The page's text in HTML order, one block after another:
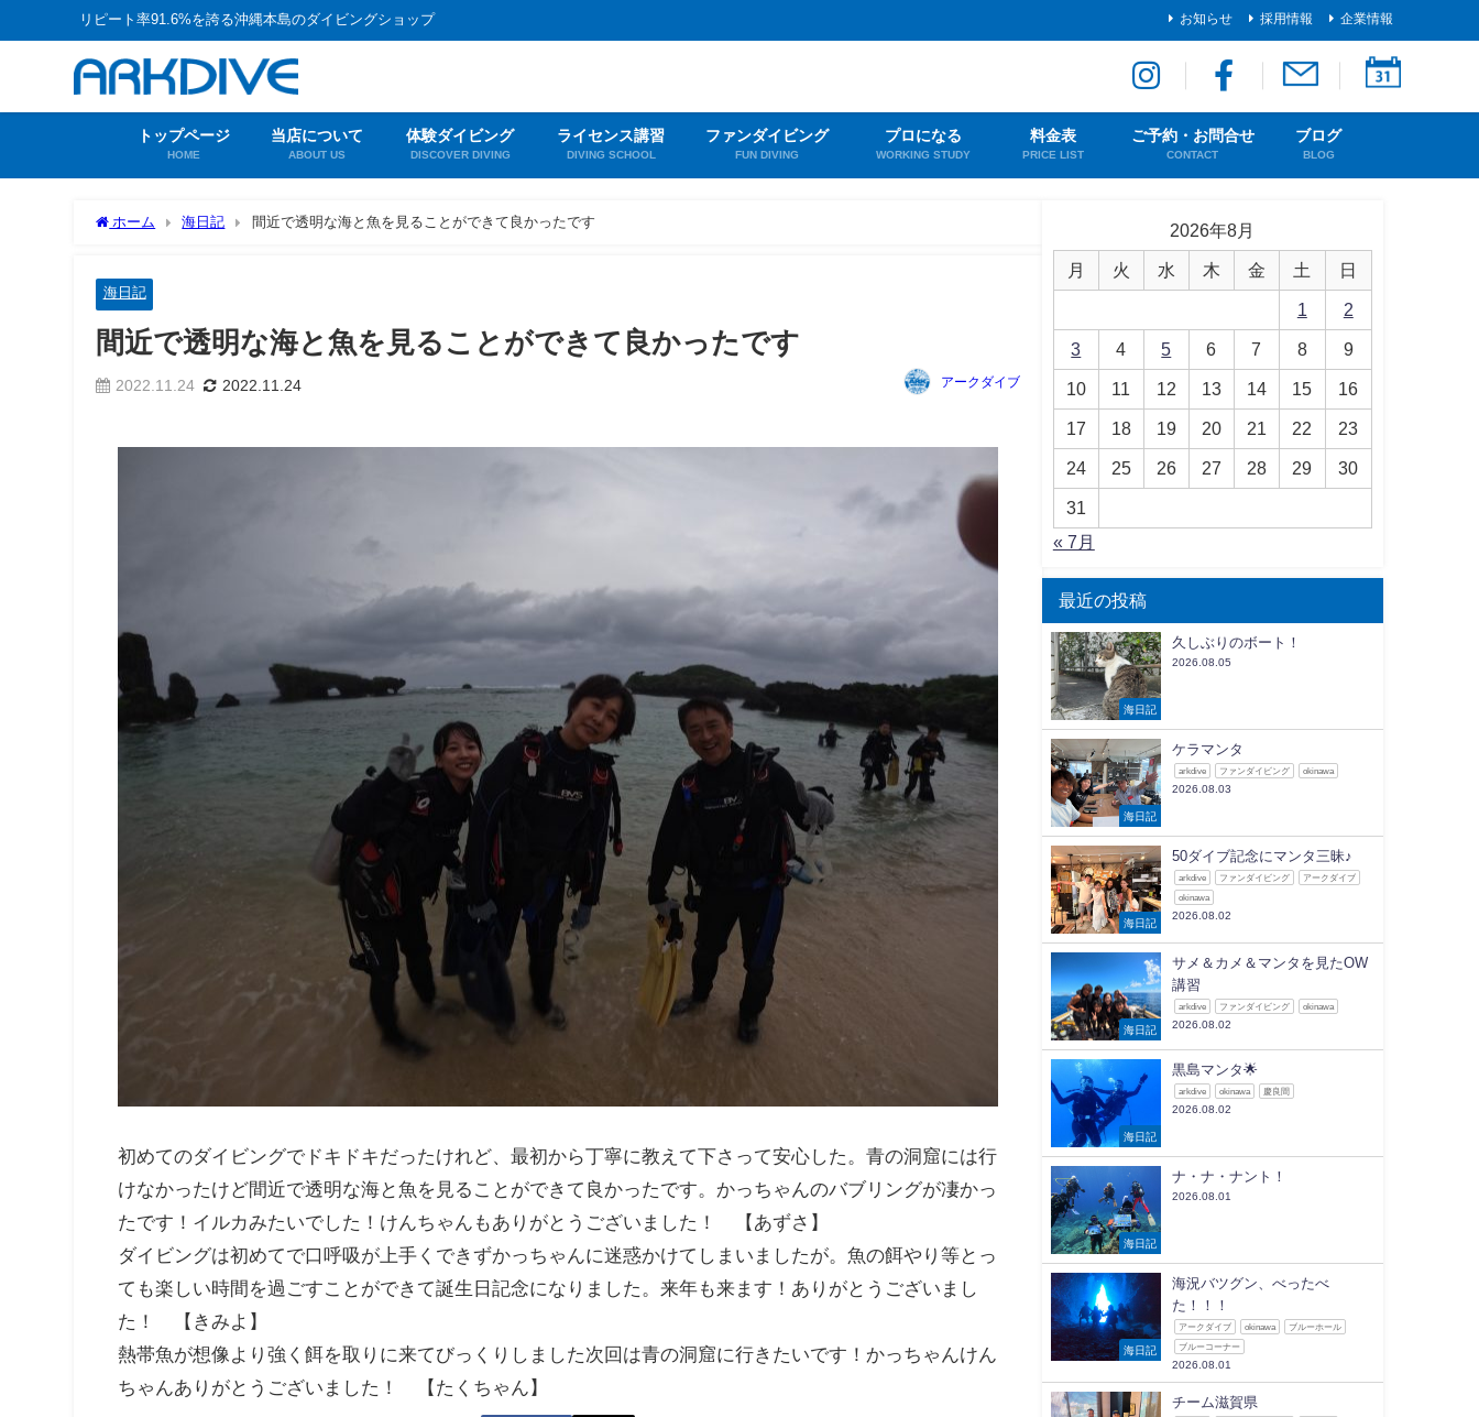
リピート率91.6%を誇る沖縄本島のダイビングショップ お知らせ 採用情報 企業情報
トップページ
HOME
当店について
ABOUT US
体験ダイビング
DISCOVER DIVING
ライセンス講習
DIVING SCHOOL
ファンダイビング
FUN DIVING
プロになる
WORKING STUDY
料金表
PRICE LIST
ご予約・お問合せ
CONTACT
ブログ
BLOG
ホーム 海日記 間近で透明な海と魚を見ることができて良かったです
海日記
間近で透明な海と魚を見ることができて良かったです
2022.11.24 2022.11.24 アークダイブ
初めてのダイビングでドキドキだったけれど、最初から丁寧に教えて下さって安心した。青の洞窟には行
けなかったけど間近で透明な海と魚を見ることができて良かったです。かっちゃんのバブリングが凄かっ
たです！イルカみたいでした！けんちゃんもありがとうございました！ 【あずさ】
ダイビングは初めてで口呼吸が上手くできずかっちゃんに迷惑かけてしまいましたが。魚の餌やり等とっ
ても楽しい時間を過ごすことができて誕生日記念になりました。来年も来ます！ありがとうございまし
た！ 【きみよ】
熱帯魚が想像より強く餌を取りに来てびっくりしました次回は青の洞窟に行きたいです！かっちゃんけん
ちゃんありがとうございました！ 【たくちゃん】
2026年8月
月 火 水 木 金 土 日
1 2
3 4 5 6 7 8 9
10 11 12 13 14 15 16
17 18 19 20 21 22 23
24 25 26 27 28 29 30
31
« 7月
最近の投稿
海日記
久しぶりのボート！
2026.08.05
海日記
ケラマンタ
arkdive ファンダイビング okinawa
2026.08.03
海日記
50ダイブ記念にマンタ三昧♪
arkdive ファンダイビング アークダイブ
okinawa
2026.08.02
海日記
サメ＆カメ＆マンタを見たOW
講習
arkdive ファンダイビング okinawa
2026.08.02
海日記
黒島マンタ🌟
arkdive okinawa 慶良間
2026.08.02
海日記
ナ・ナ・ナント！
2026.08.01
海日記
海況バツグン、べったべ
た！！！
アークダイブ okinawa ブルーホール
ブルーコーナー
2026.08.01
チーム滋賀県